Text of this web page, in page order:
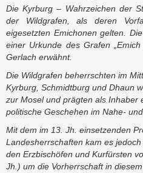
Die Kyrburg – Wahrzeichen der
der Wildgrafen, als deren
eigesetzten Emichonen gelten.
einer Urkunde des Grafen
Gerlach erwähnt.
Die Wildgrafen beherrschten im
Kyrburg, Schmidtburg und Dhaun
zur Mosel und prägten als Inhaber
politische Geschehen im Nahe-
Mit dem im 13. Jh. einsetzenden
Landesherrschaften kam es
den Erzbischöfen und Kurfürsten
Jh.) um die Vorherrschaft in